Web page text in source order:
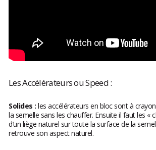
Les Accélérateurs ou Speed :
Solides : les accélérateurs en bloc sont à
la semelle sans les chauffer. Ensuite il faut les «
d’un liège naturel sur toute la surface de la
retrouve son aspect naturel.